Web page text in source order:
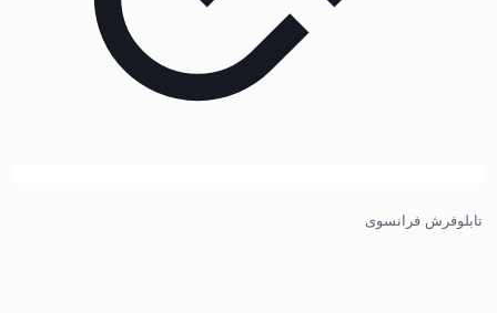
تابلوفرش فرانسوی